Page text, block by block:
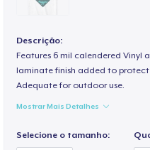
Descrição:
Features 6 mil calendered Vinyl
laminate finish added to protect
Adequate for outdoor use.
Mostrar Mais Detalhes
Selecione o tamanho: